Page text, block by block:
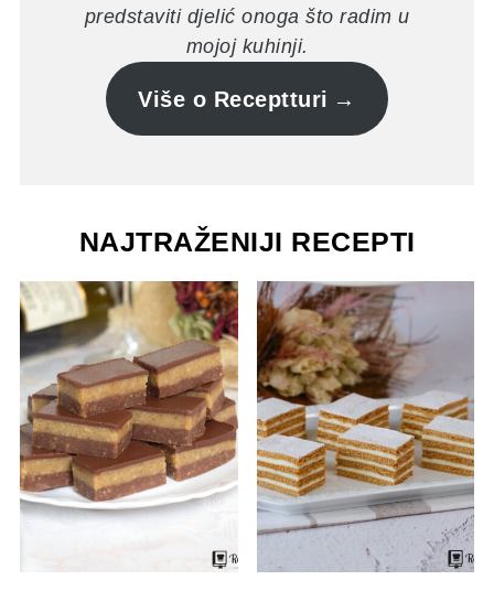
predstaviti djelić onoga što radim u
mojoj kuhinji.
Više o Receptturi
NAJTRAŽENIJI RECEPTI